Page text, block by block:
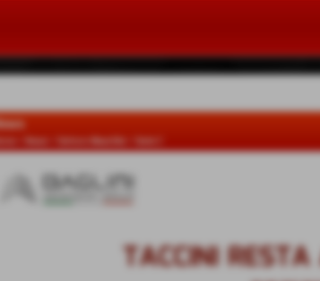
News Settore Maschile Serie C
TACCINI